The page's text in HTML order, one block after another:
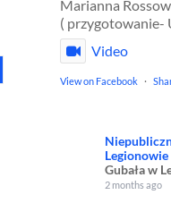
Marianna
( przygotowanie-
Video
View on Facebook ·
Legionowie
Gubała w
2 months ago